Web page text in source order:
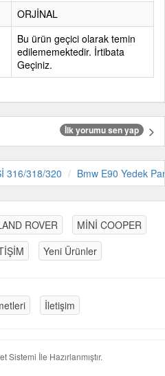
ORJİNAL
Bu ürün geçici olarak temin
edilememektedir. İrtibata
Geçiniz.
İlk yorumu sen yap
316/318/320 Bmw E90 Yedek
ROVER
MİNİ COOPER
Yeni Ürünler
İletişim
Sistemi İle Hazırlanmıştır.